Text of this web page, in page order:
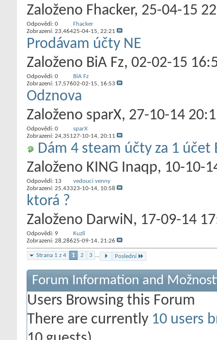
Založeno Fhacker‎, 25-04-15
Odpovědi: 0
Zobrazení: 23,464
Fhacker
25-04-15, 22:21
Prodávam účty NE
Založeno BiA Fz‎, 02-02-15
Odpovědi: 0
Zobrazení: 17,576
BiA Fz
02-02-15, 16:53
Odznova
Založeno sparX‎, 27-10-14
Odpovědi: 0
Zobrazení: 24,351
sparX
27-10-14, 20:11
Dám 4 steam účty za 1 účet
Založeno KING Inaqp‎, 10-10-
Odpovědi: 13
Zobrazení: 25,433
vedouci venny
23-10-14, 10:58
ktorá ?
Založeno DarwiN‎, 17-09-14
Odpovědi: 9
Zobrazení: 28,286
Kuzli
25-09-14, 21:26
Strana 1 z 4 1 2 3 ... Poslední
Forum Information and
Users Browsing this Forum
There are currently 10 users